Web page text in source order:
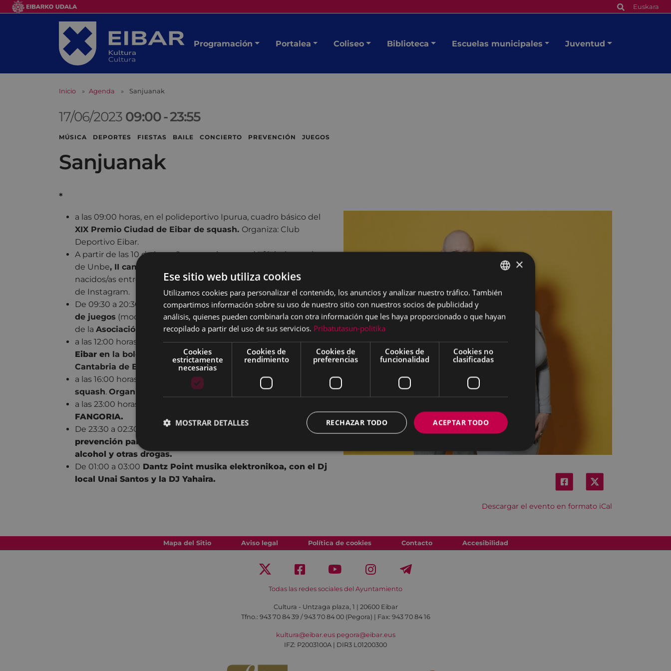
Euskara
Programación Portalea Coliseo Biblioteca Escuelas municipales Juventud
Inicio Agenda Sanjuanak
17/06/2023 09:00-23:55
MÚSICA DEPORTES FIESTAS BAILE CONCIERTO PREVENCIÓN JUEGOS
Sanjuanak
*
Descargar el evento en formato iCal
a las 09:00 horas, en el polideportivo Ipurua, cuadro básico del
XIX Premio Ciudad de Eibar de squash. Organiza: Club
Deportivo Eibar.
A partir de las 10 de la mañana, en el campo de fútbol superior
de Unbe, II campeonato de fútbol 7
nacidos/as entre 1960-2006. Inscripciones mediante IPQLOKAL
de Instagram.
De 09:30 a 20:30 horas, en Errebal Plazia,taller de simulación
de juegos (modelismo, escenografía y juegos de mesa), a cargo
de la Asociación Odisea.
a las 12:00 horas,
XXXV Torneo de Bolo Palma Ciudad de
Eibar en la bolera de Ipurua entre los equipos de la Casa de
Cantabria de Eibar y la Peña Bolística de Ermua.
a las 16:00 horas,
finales del XIX Premio Ciudad de Eibar de
squash. Organiza: Club Deportivo Eibar.
a las 23:00 horas, en la Plaza de Untzaga,
FANGORIA.
De 23:30 a 02:30, en Unzaga,
prevención para reducir los riesgos del consumo de
alcohol y otras drogas.
De 01:00 a 03:00 Dantz Point musika elektronikoa, con el Dj
local Unai Santos y la DJ Yahaira.
Mapa del Sitio Aviso legal Política de cookies Contacto Accesibilidad
Todas las redes sociales del Ayuntamiento
Cultura - Untzaga plaza, 1 | 20600 Eibar
Tfno.: 943 70 84 39 / 943 70 84 00 (Pegora) | Fax: 943 70 84 16
kultura@eibar.eus pegora@eibar.eus
IFZ: P2003100A | DIR3 L01200300
BASQUE
×
Ese sitio web utiliza cookies
Utilizamos cookies para personalizar el contenido, los anuncios y analizar nuestro tráfico. También
compartimos información sobre su uso de nuestro sitio con nuestros socios de publicidad y
análisis, quienes pueden combinarla con otra información que les haya proporcionado o que hayan
recopilado a partir del uso de sus servicios. Pribatutasun-politika
Cookies
estrictamente
necesarias
Cookies de
rendimiento
Cookies de
preferencias
Cookies de
funcionalidad
Cookies no
clasificadas
ACEPTAR TODO
RECHAZAR TODO
MOSTRAR DETALLES